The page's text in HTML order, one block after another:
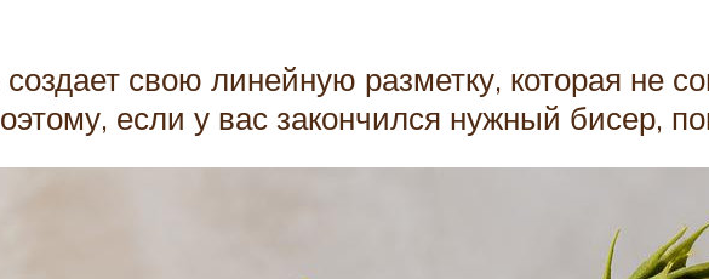
свою линейную разметку, которая не
если у вас закончился нужный бисер,